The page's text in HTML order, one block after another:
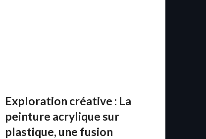
Exploration créative : La
peinture acrylique sur
plastique, une fusion